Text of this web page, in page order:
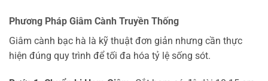
Phương Pháp Giâm Cành Truyền Thống
Giâm cành bạc hà là kỹ thuật đơn giản nhưng cần thực
hiện đúng quy trình để tối đa hóa tỷ lệ sống sót.